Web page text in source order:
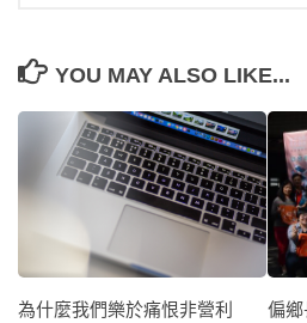
YOU MAY ALSO LIKE...
為什麼我們樂於痛恨非營利
偏